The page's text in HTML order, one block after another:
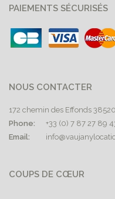
PAIEMENTS SÉCURISÉS
NOUS CONTACTER
172 chemin des Effonds
Phone:
+33 (0) 7 87 27 89
Email:
COUPS DE CŒUR